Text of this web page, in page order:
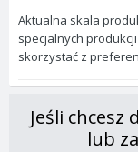
Aktualna skala
specjalnych
skorzystać z
Jeśli chcesz
lub